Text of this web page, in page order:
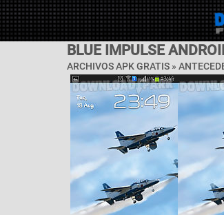
BLUE IMPULSE
ARCHIVOS APK GRATIS »